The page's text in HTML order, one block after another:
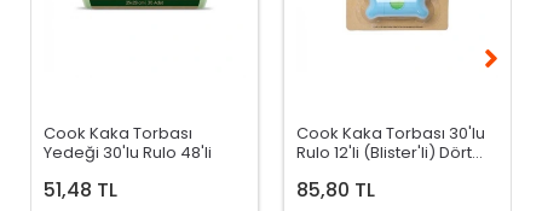
Cook Kaka Torbası
Yedeği 30'lu Rulo 48'li
51,48 TL
Cook Kaka Torbası 30'lu
Rulo 12'li (Blister'li) Dört
85,80 TL